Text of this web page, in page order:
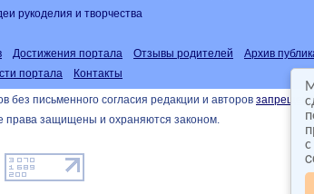
рукоделия и творчества
Достижения портала Отзывы родителей Архив
портала Контакты
без письменного согласия редакции и авторов запрещена
права защищены и охраняются законом.